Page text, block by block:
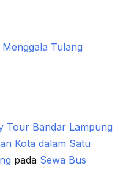
Tulang
Tour Bandar Lampung
Kota dalam Satu
pada Sewa Bus